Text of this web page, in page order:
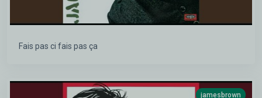
Fais pas ci fais pas ça
jamesbrown